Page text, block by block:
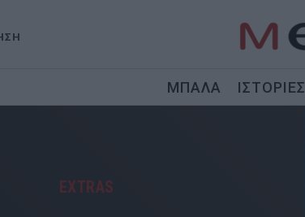
ΜΠΑΛΑ ΙΣΤΟΡΙΕΣ
EXTRAS